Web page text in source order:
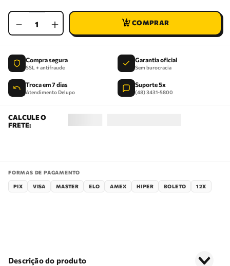
＋
－
Compra segura
SSL + antifraude
Garantia oficial
Sem burocracia
Troca em 7 dias
Atendimento Delupo
Suporte 5x
(48) 3431-5800
FORMAS DE PAGAMENTO
PIX VISA MASTER ELO AMEX HIPER BOLETO 12X
Descrição do produto